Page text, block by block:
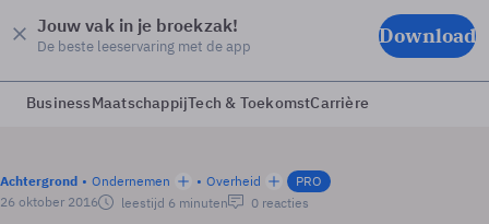
Jouw vak in je broekzak!
De beste leeservaring met de app Download
BusinessMaatschappijTech & ToekomstCarrière
Achtergrond Ondernemen Overheid
PRO
26 oktober 2016
leestijd 6 minuten 0 reacties